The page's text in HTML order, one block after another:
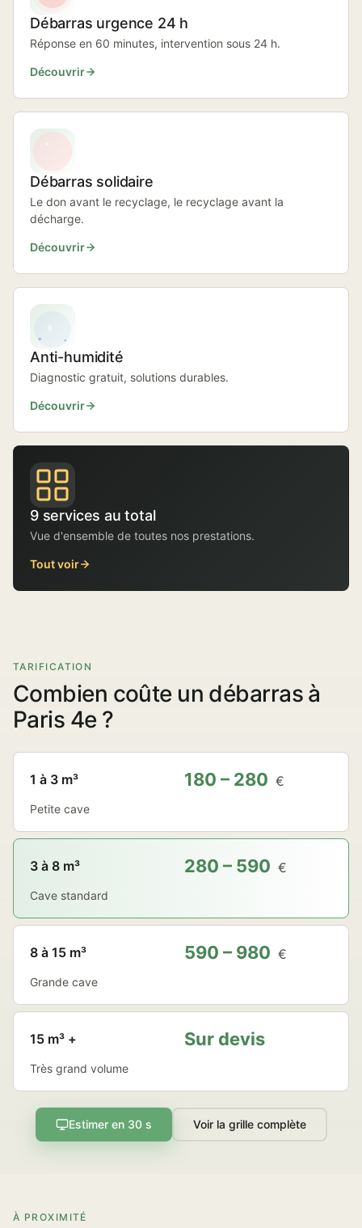
Débarras urgence 24 h
Réponse en 60 minutes, intervention sous 24 h.
Découvrir
Débarras solidaire
Le don avant le recyclage, le recyclage avant la
décharge.
Découvrir
Anti-humidité
Diagnostic gratuit, solutions durables.
Découvrir
9 services au total
Vue d'ensemble de toutes nos prestations.
Tout voir
TARIFICATION
Combien coûte un débarras à
Paris 4e ?
1 à 3 m³ 180 – 280 €
Petite cave
3 à 8 m³ 280 – 590 €
Cave standard
8 à 15 m³ 590 – 980 €
Grande cave
15 m³ + Sur devis
Très grand volume
Estimer en 30 s Voir la grille complète
À PROXIMITÉ